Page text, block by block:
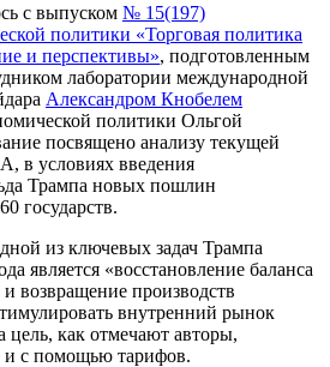
с выпуском № 15(197)
политики «Торговая политика
и перспективы», подготовленным
лаборатории международной
Александром Кнобелем
политики Ольгой
посвящено анализу текущей
в условиях введения
Трампа новых пошлин
государств.
из ключевых задач Трампа
является «восстановление баланса
возвращение производств
внутренний рынок
цель, как отмечают авторы,
и с помощью тарифов.